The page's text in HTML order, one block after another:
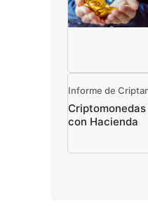
Informe de
con Hacienda